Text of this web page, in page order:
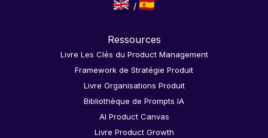
Ressources
Livre Les Clés du Product Management
Framework de Stratégie Produit
Livre Organisations Produit
Bibliothèque de Prompts IA
AI Product Canvas
Livre Product Growth